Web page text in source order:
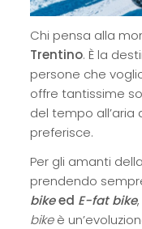
Chi pensa alla
Trentino. È la
persone che
offre tantissime
del tempo
preferisce.
Per gli amanti
prendendo
bikeed E-fat bike
bikeè